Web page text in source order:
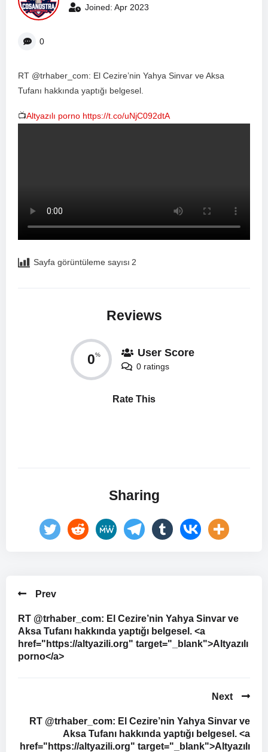
Joined: Apr 2023
0
RT @trhaber_com: El Cezire’nin Yahya Sinvar ve Aksa
Tufanı hakkında yaptığı belgesel.
📺Altyazılı porno https://t.co/uNjC092dtA
Sayfa görüntüleme sayısı 2
Reviews
0% User Score
0 ratings
Rate This
Sharing
Prev
RT @trhaber_com: El Cezire’nin Yahya Sinvar ve
Aksa Tufanı hakkında yaptığı belgesel. <a
href="https://altyazili.org" target="_blank">Altyazılı
porno</a>
Next
RT @trhaber_com: El Cezire’nin Yahya Sinvar ve
Aksa Tufanı hakkında yaptığı belgesel. <a
href="https://altyazili.org" target="_blank">Altyazılı